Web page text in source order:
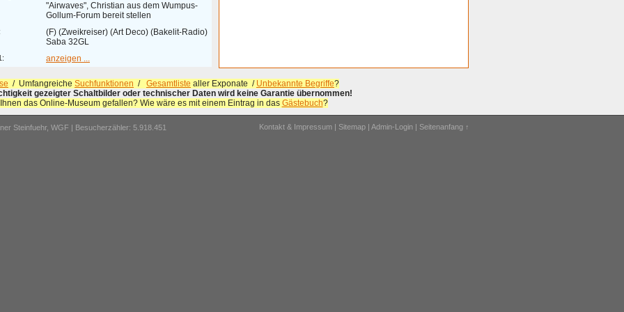
"Airwaves", Christian aus dem Wumpus-
Gollum-Forum bereit stellen
(F) (Zweikreiser) (Art Deco) (Bakelit-Radio)
Saba 32GL
anzeigen ...
/ Umfangreiche Suchfunktionen / Gesamtliste aller Exponate / Unbekannte Begriffe?
gezeigter Schaltbilder oder technischer Daten wird keine Garantie übernommen!
das Online-Museum gefallen? Wie wäre es mit einem Eintrag in das Gästebuch?
Steinfuehr, WGF | Besucherzähler: 5.918.451 Kontakt & Impressum | Sitemap | Admin-Login | Seitenanfang ↑